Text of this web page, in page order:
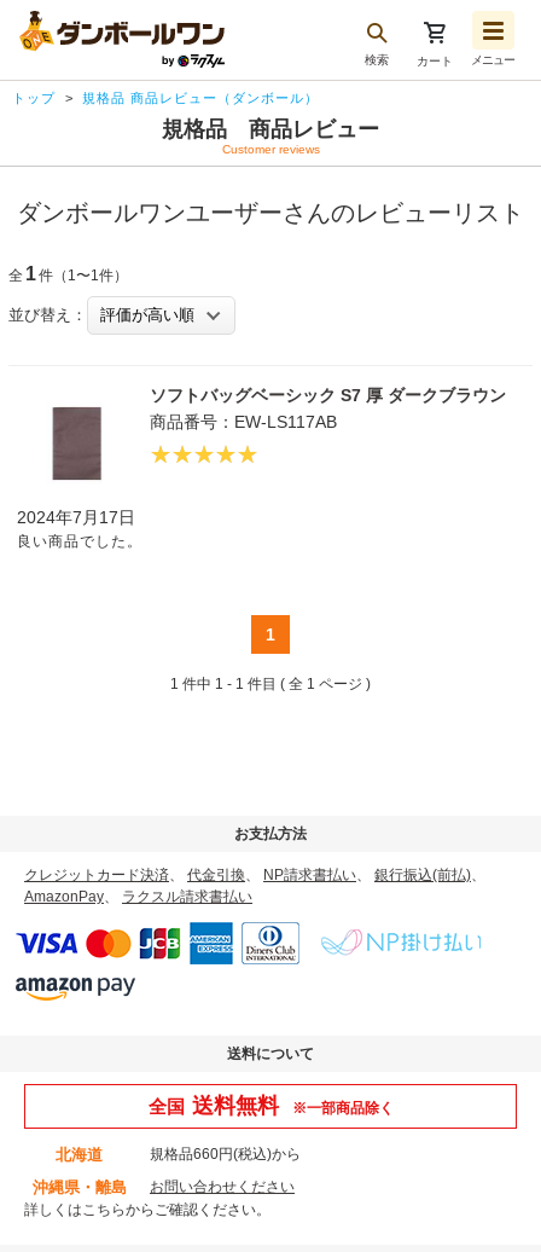
検索 カート メニュー
注文履歴
再注文
ログアウト
トップ 規格品 商品レビュー（ダンボール）
規格品 商品レビュー
Customer reviews
ダンボールワンユーザーさんのレビューリスト
全 1件（1〜1件）
並び替え：
ソフトバッグベーシック S7 厚 ダークブラウン
商品番号：EW-LS117AB
2024年7月17日
良い商品でした。
1
1 件中 1 - 1 件目 ( 全 1 ページ )
お支払方法
クレジットカード決済、 代金引換、 NP請求書払い、 銀行振込(前払)、
AmazonPay、 ラクスル請求書払い
送料について
全国 送料無料 ※一部商品除く
北海道 規格品660円(税込)から
沖縄県・離島
お問い合わせください
詳しくはこちらからご確認ください。